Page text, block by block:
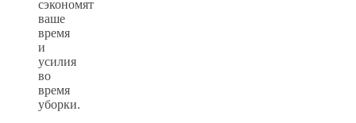
сэкономят
ваше
время
и
усилия
во
время
уборки.